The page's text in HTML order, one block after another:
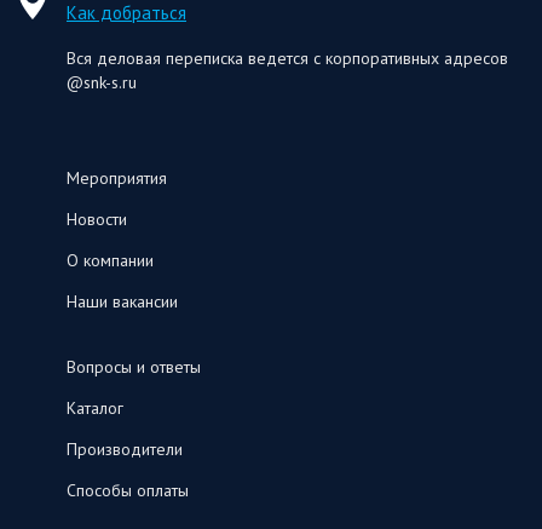
Как добраться
Вся деловая переписка ведется с корпоративных адресов
@snk-s.ru
Мероприятия
Новости
О компании
Наши вакансии
Вопросы и ответы
Каталог
Производители
Способы оплаты